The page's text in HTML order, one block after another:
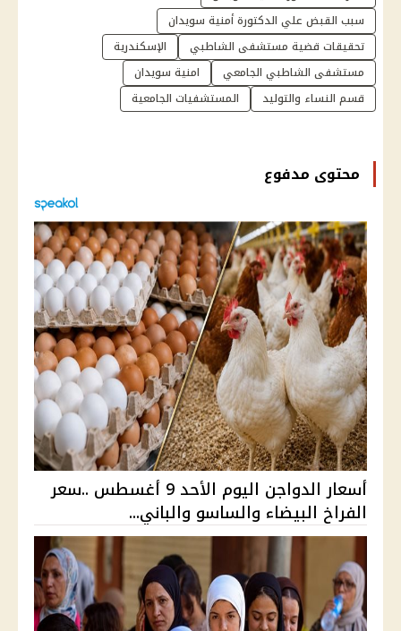
سبب القبض علي الدكتورة أمنية سويدان
تحقيقات قضية مستشفى الشاطبي
الإسكندرية
مستشفى الشاطبي الجامعي
امنية سويدان
قسم النساء والتوليد
المستشفيات الجامعية
محتوى مدفوع
أسعار الدواجن اليوم الأحد 9 أغسطس ..سعر
الفراخ البيضاء والساسو والباني...